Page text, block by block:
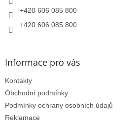
+420 606 085 800
+420 606 085 800
Informace pro vás
Kontakty
Obchodní podmínky
Podmínky ochrany osobních údajů
Reklamace